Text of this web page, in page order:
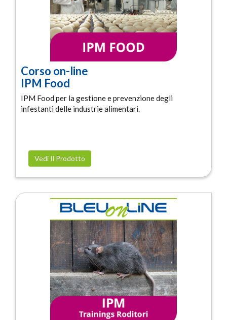
Corso on-line
IPM Food
IPM Food per la gestione e prevenzione degli
infestanti delle industrie alimentari.
Vedi Il Prodotto